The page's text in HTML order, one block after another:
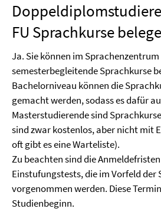
FU Sprachkurse
Ja. Sie können im
semesterbegleitende Sprachkurse
Bachelorniveau können die
gemacht werden, sodass es dafür
Masterstudierende sind
sind zwar kostenlos, aber nicht mit
oft gibt es eine Warteliste).
Zu beachten sind die
Einstufungstests, die im Vorfeld der
vorgenommen werden. Diese
Studienbeginn.